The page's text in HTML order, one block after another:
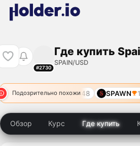
#2730
Где купить
SPAIN/USD
Подозрительно похожи
3977 SPAWN 8848 SPAWN
Обзор Курс Где купить